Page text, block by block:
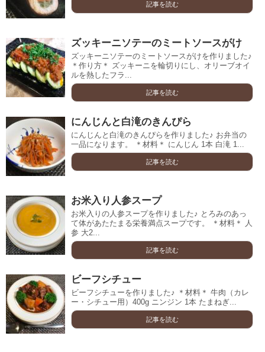
記事を読む
ズッキーニソテーのミートソースがけ
ズッキーニソテーのミートソースがけを作りました♪
＊作り方＊ ズッキーニを輪切りにし、オリーブオイ
ルを熱したフラ...
記事を読む
にんじんと白滝のきんぴら
にんじんと白滝のきんぴらを作りました♪ お弁当の
一品になります。 ＊材料＊ にんじん 1本 白滝 1...
記事を読む
お米入り人参スープ
お米入りの人参スープを作りました♪ とろみのあっ
て体があたたまる栄養満点スープです。 ＊材料＊ 人
参 大2...
記事を読む
ビーフシチュー
ビーフシチューを作りました♪ ＊材料＊ 牛肉（カレ
ー・シチュー用）400g ニンジン 1本 たまねぎ...
記事を読む